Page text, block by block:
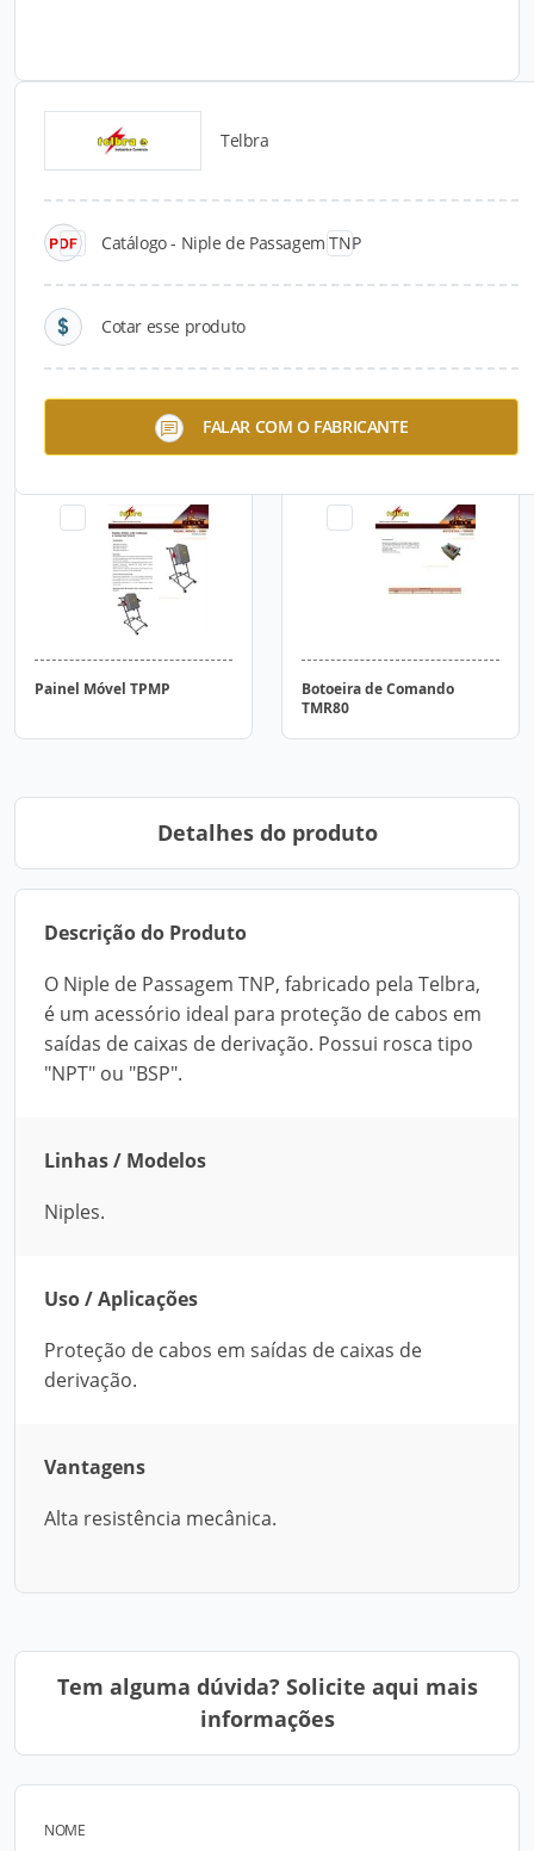
Telbra
Catálogo - Niple de Passagem TNP
Cotar esse produto
FALAR COM O FABRICANTE
Catálogos para Download
Caixa de Ligação TCXRT10
Painel Móvel TPMP
Botoeira de Comando
TMR80
Detalhes do produto
Descrição do Produto
O Niple de Passagem TNP, fabricado pela Telbra,
é um acessório ideal para proteção de cabos em
saídas de caixas de derivação. Possui rosca tipo
"NPT" ou "BSP".
Linhas / Modelos
Niples.
Uso / Aplicações
Proteção de cabos em saídas de caixas de
derivação.
Vantagens
Alta resistência mecânica.
Tem alguma dúvida? Solicite aqui mais
informações
NOME